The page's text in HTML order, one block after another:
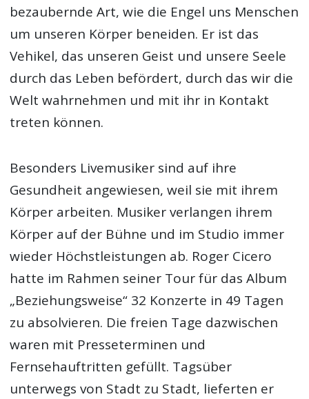
bezaubernde Art, wie die Engel uns Menschen
um unseren Körper beneiden. Er ist das
Vehikel, das unseren Geist und unsere Seele
durch das Leben befördert, durch das wir die
Welt wahrnehmen und mit ihr in Kontakt
treten können.
Besonders Livemusiker sind auf ihre
Gesundheit angewiesen, weil sie mit ihrem
Körper arbeiten. Musiker verlangen ihrem
Körper auf der Bühne und im Studio immer
wieder Höchstleistungen ab. Roger Cicero
hatte im Rahmen seiner Tour für das Album
„Beziehungsweise“ 32 Konzerte in 49 Tagen
zu absolvieren. Die freien Tage dazwischen
waren mit Presseterminen und
Fernsehauftritten gefüllt. Tagsüber
unterwegs von Stadt zu Stadt, lieferten er